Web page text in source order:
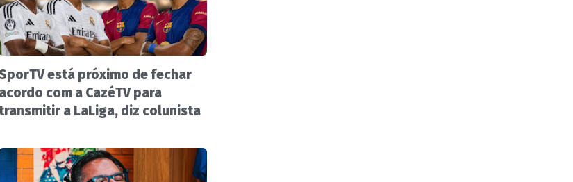
está próximo de fechar
acordo com a CazéTV para
a LaLiga, diz colunista